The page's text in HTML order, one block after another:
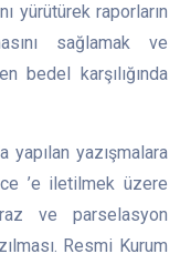
raporların
sağlamak ve
bedel karşılığında
yazışmalara
’e iletilmek üzere
ve parselasyon
Resmi Kurum